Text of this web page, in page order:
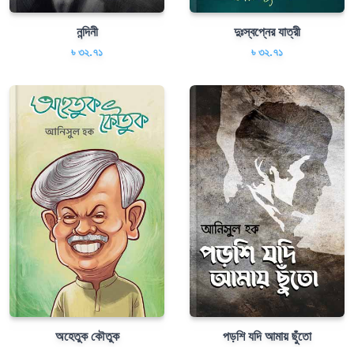
নন্দিনী
৳ ৩২.৭১
দুঃস্বপ্নের যাত্রী
৳ ৩২.৭১
অহেতুক কৌতুক পড়শি যদি আমায় ছুঁতো